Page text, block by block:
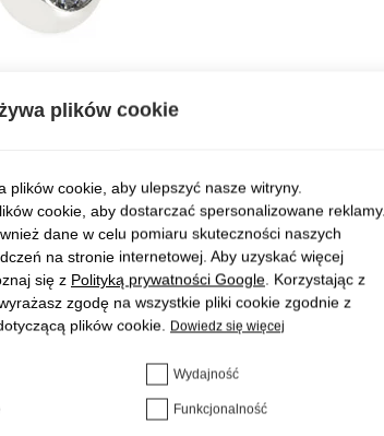
plików cookie
plików cookie, aby ulepszyć nasze witryny.
cookie, aby dostarczać spersonalizowane
dane w celu pomiaru skuteczności naszych
na stronie internetowej. Aby uzyskać więcej
się z Polityką prywatności Google. Korzystając z
zgodę na wszystkie pliki cookie zgodnie z
plików cookie. Dowiedz się więcej
Wydajność
Funkcjonalność